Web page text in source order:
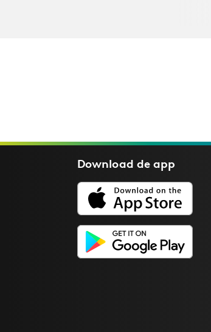
Download deapp